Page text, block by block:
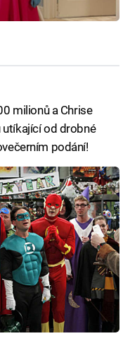
milionů a Chrise
utíkající od drobné
podání!